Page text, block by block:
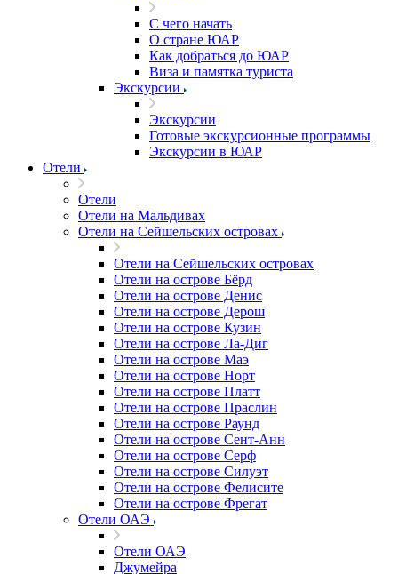
С чего начать
О стране ЮАР
Как добраться до ЮАР
Виза и памятка туриста
Экскурсии
Экскурсии
Готовые экскурсионные программы
Экскурсии в ЮАР
Отели
Отели
Отели на Мальдивах
Отели на Сейшельских островах
Отели на Сейшельских островах
Отели на острове Бёрд
Отели на острове Денис
Отели на острове Дерош
Отели на острове Кузин
Отели на острове Ла-Диг
Отели на острове Маэ
Отели на острове Норт
Отели на острове Платт
Отели на острове Праслин
Отели на острове Раунд
Отели на острове Сент-Анн
Отели на острове Серф
Отели на острове Силуэт
Отели на острове Фелисите
Отели на острове Фрегат
Отели ОАЭ
Отели ОАЭ
Джумейра